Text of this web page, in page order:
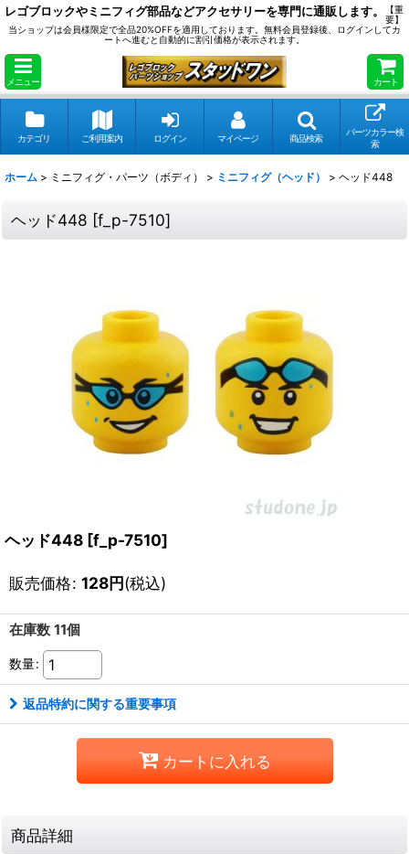
レゴブロックやミニフィグ部品などアクセサリーを専門に通販します。
【重
要】
当ショップは会員様限定で全品20%OFFを適用しております。無料会員登録後、ログインしてカ
ートへ進むと自動的に割引価格が表示されます。
メニュー カート
カテゴリ ご利用案内 ログイン マイページ 商品検索
パーツカラー検
索
ホーム > ミニフィグ・パーツ（ボディ） > ミニフィグ（ヘッド） > ヘッド448
ヘッド448 [f_p-7510]
ヘッド448 [f_p-7510]
販売価格: 128円(税込)
在庫数 11個
数量:
返品特約に関する重要事項
カートに入れる
商品詳細